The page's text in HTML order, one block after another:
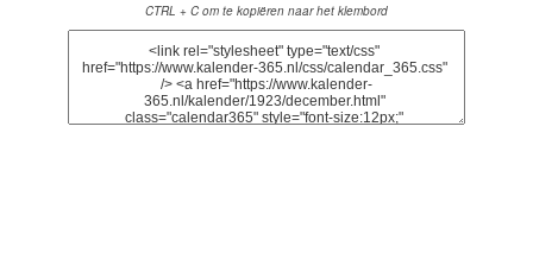
CTRL + C om te kopiëren naar het klembord